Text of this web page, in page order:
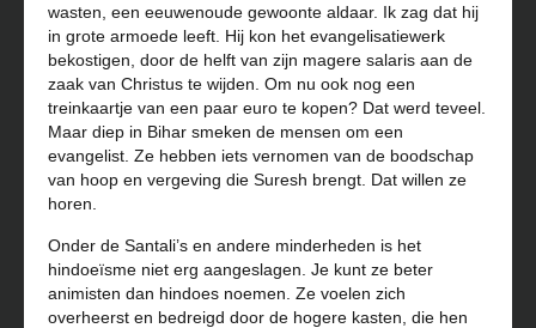
wasten, een eeuwenoude gewoonte aldaar. Ik zag dat hij
in grote armoede leeft. Hij kon het evangelisatiewerk
bekostigen, door de helft van zijn magere salaris aan de
zaak van Christus te wijden. Om nu ook nog een
treinkaartje van een paar euro te kopen? Dat werd teveel.
Maar diep in Bihar smeken de mensen om een
evangelist. Ze hebben iets vernomen van de boodschap
van hoop en vergeving die Suresh brengt. Dat willen ze
horen.
Onder de Santali’s en andere minderheden is het
hindoeïsme niet erg aangeslagen. Je kunt ze beter
animisten dan hindoes noemen. Ze voelen zich
overheerst en bedreigd door de hogere kasten, die hen